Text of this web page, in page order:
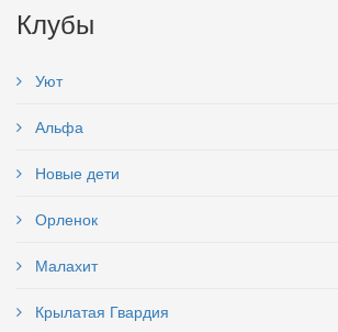
Клубы
Уют
Альфа
Новые дети
Орленок
Малахит
Крылатая Гвардия